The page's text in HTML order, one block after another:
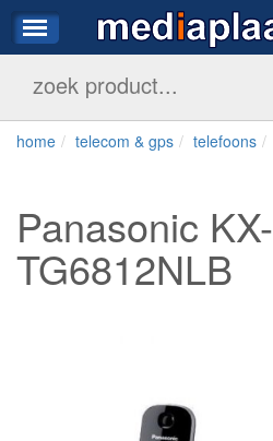
home telecom & gps telefoons
Panasonic KX-
TG6812NLB